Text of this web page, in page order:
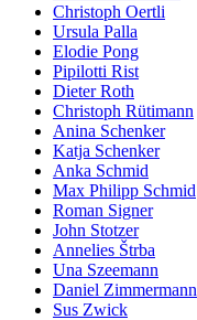
Christoph Oertli
Ursula Palla
Elodie Pong
Pipilotti Rist
Dieter Roth
Christoph Rütimann
Anina Schenker
Katja Schenker
Anka Schmid
Max Philipp Schmid
Roman Signer
John Stotzer
Annelies Štrba
Una Szeemann
Daniel Zimmermann
Sus Zwick